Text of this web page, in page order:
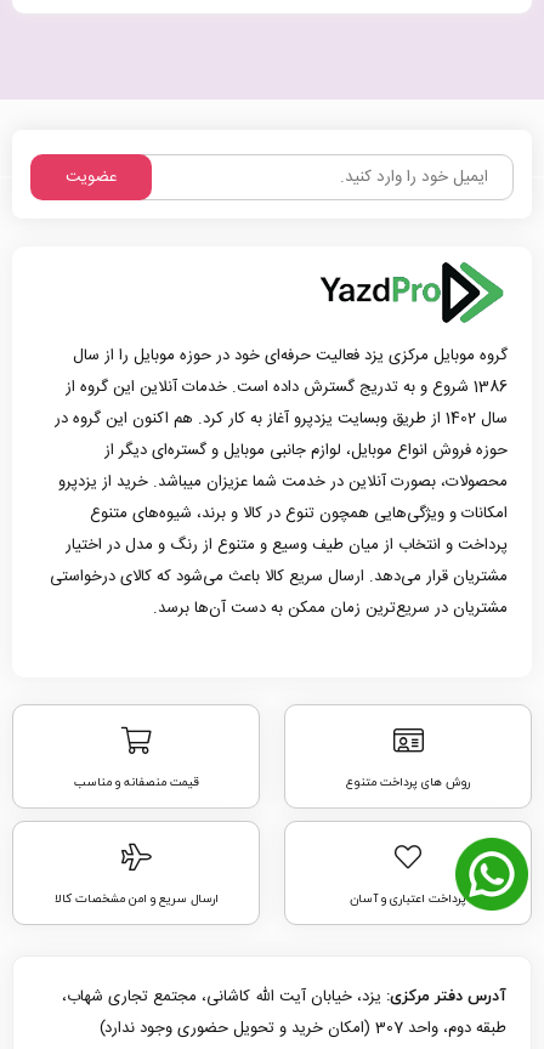
عضویت
گروه موبایل مرکزی یزد فعالیت حرفه‌ای خود در حوزه موبایل را از سال
1386 شروع و به تدریج گسترش داده است. خدمات آنلاین این گروه از
سال 1402 از طریق وبسایت یزدپرو آغاز به کار کرد. هم اکنون این گروه در
حوزه فروش انواع موبایل، لوازم جانبی موبایل و گستره‌ای دیگر از
محصولات، بصورت آنلاین در خدمت شما عزیزان میباشد. خرید از یزدپرو
امکانات و ویژگی‌هایی همچون تنوع در کالا و برند، شیوه‌های متنوع
پرداخت و انتخاب از میان طیف وسیع و متنوع از رنگ و مدل در اختیار
مشتریان قرار می‌دهد. ارسال سریع کالا باعث می‌شود که کالای درخواستی
مشتریان در سریع‌ترین زمان ممکن به دست آن‌ها برسد.
روش های پرداخت متنوع قیمت منصفانه و مناسب
پرداخت اعتباری و آسان ارسال سریع و امن مشخصات کالا
آدرس دفتر مرکزی: یزد، خیابان آیت الله کاشانی، مجتمع تجاری شهاب،
طبقه دوم، واحد 307 (امکان خرید و تحویل حضوری وجود ندارد)